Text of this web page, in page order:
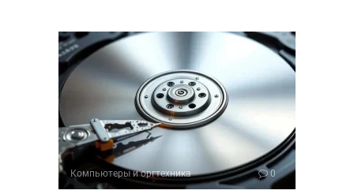
Компьютеры и оргтехника 0